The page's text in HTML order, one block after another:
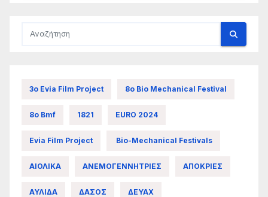
3ο Evia Film Project 8ο Bio Mechanical Festival
8ο Bmf 1821 EURO 2024
Evia Film Project Bio-Mechanical Festivals
ΑΙΟΛΙΚΑ ΑΝΕΜΟΓΕΝΝΗΤΡΙΕΣ ΑΠΟΚΡΙΕΣ
ΑΥΛΙΔΑ ΔΑΣΟΣ ΔΕΥΑΧ